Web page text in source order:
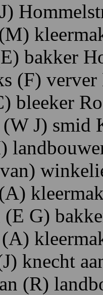
)
bakker
(F) verver
bleeker R
(W J) smid
van)
(E G)
(A)
knecht
(R)